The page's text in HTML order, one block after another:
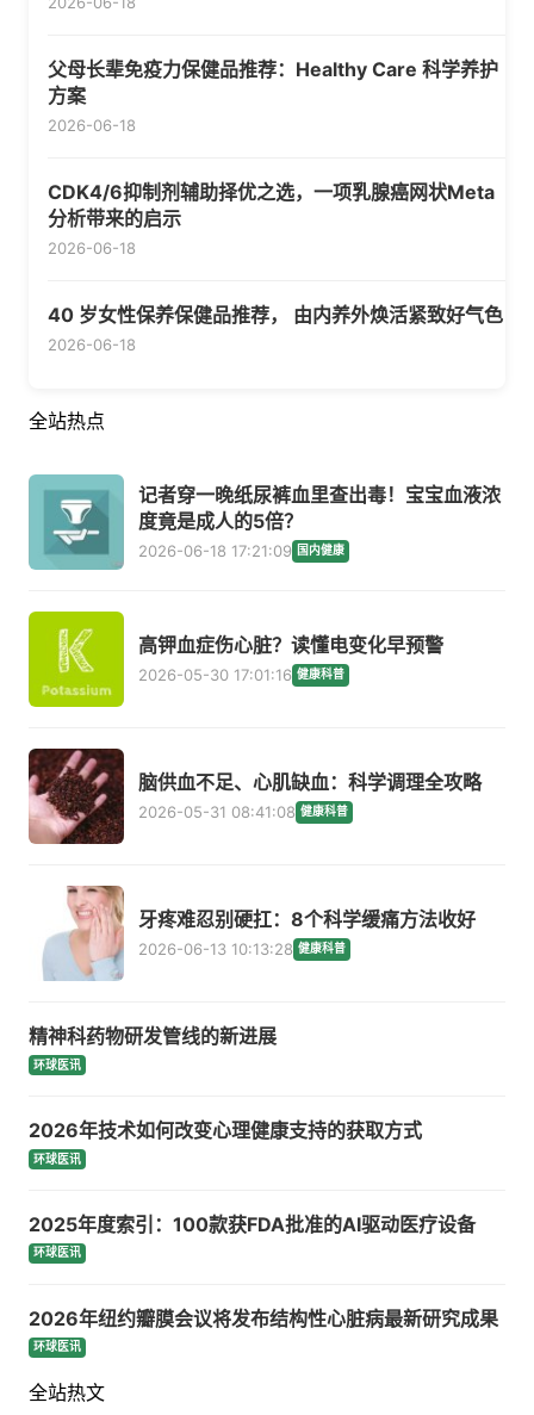
父母长辈免疫力保健品推荐：Healthy Care 科学养护
方案
2026-06-18
CDK4/6抑制剂辅助择优之选，一项乳腺癌网状Meta
分析带来的启示
2026-06-18
40 岁女性保养保健品推荐， 由内养外焕活紧致好气色
2026-06-18
全站热点
记者穿一晚纸尿裤血里查出毒！宝宝血液浓
度竟是成人的5倍？
2026-06-18 17:21:09 国内健康
高钾血症伤心脏？读懂电变化早预警
2026-05-30 17:01:16 健康科普
脑供血不足、心肌缺血：科学调理全攻略
2026-05-31 08:41:08 健康科普
牙疼难忍别硬扛：8个科学缓痛方法收好
2026-06-13 10:13:28 健康科普
精神科药物研发管线的新进展
环球医讯
2026年技术如何改变心理健康支持的获取方式
环球医讯
2025年度索引：100款获FDA批准的AI驱动医疗设备
环球医讯
2026年纽约瓣膜会议将发布结构性心脏病最新研究成果
环球医讯
全站热文